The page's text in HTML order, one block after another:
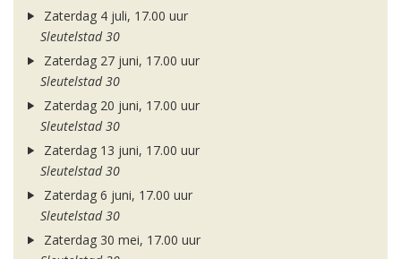
Zaterdag 4 juli, 17.00 uur
Sleutelstad 30
Zaterdag 27 juni, 17.00 uur
Sleutelstad 30
Zaterdag 20 juni, 17.00 uur
Sleutelstad 30
Zaterdag 13 juni, 17.00 uur
Sleutelstad 30
Zaterdag 6 juni, 17.00 uur
Sleutelstad 30
Zaterdag 30 mei, 17.00 uur